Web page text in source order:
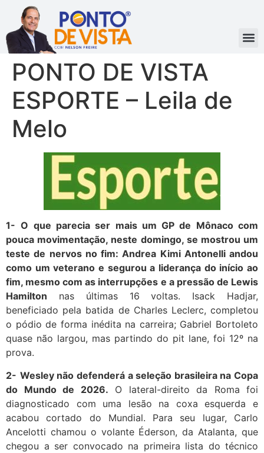
PONTO DE VISTA
ESPORTE – Leila de
Melo
1- O que parecia ser mais um GP de Mônaco com
pouca movimentação, neste domingo, se mostrou um
teste de nervos no fim: Andrea Kimi Antonelli andou
como um veterano e segurou a liderança do início ao
fim, mesmo com as interrupções e a pressão de Lewis
Hamilton nas últimas 16 voltas. Isack Hadjar,
beneficiado pela batida de Charles Leclerc, completou
o pódio de forma inédita na carreira; Gabriel Bortoleto
quase não largou, mas partindo do pit lane, foi 12º na
prova.
2- Wesley não defenderá a seleção brasileira na Copa
do Mundo de 2026. O lateral-direito da Roma foi
diagnosticado com uma lesão na coxa esquerda e
acabou cortado do Mundial. Para seu lugar, Carlo
Ancelotti chamou o volante Éderson, da Atalanta, que
chegou a ser convocado na primeira lista do técnico